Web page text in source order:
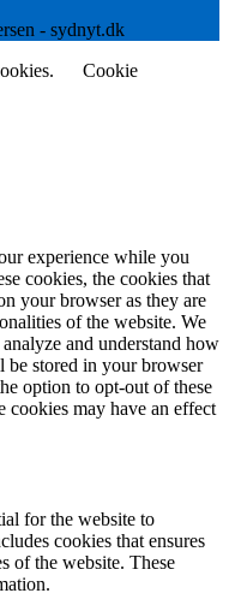
- sydnyt.dk
Cookie
experience while you
cookies, the cookies that
your browser as they are
of the website. We
and understand how
be stored in your browser
option to opt-out of these
cookies may have an effect
for the website to
cookies that ensures
of the website. These